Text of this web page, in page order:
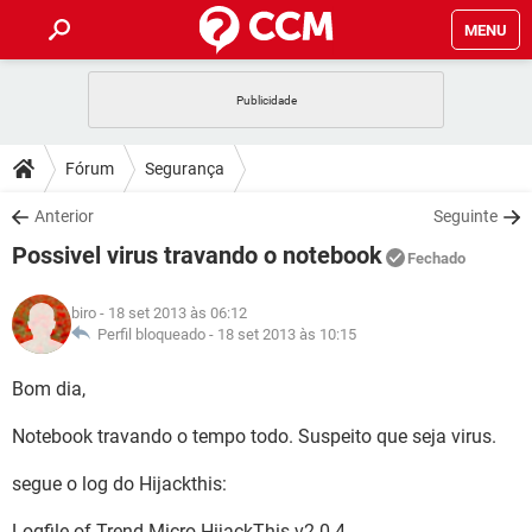
MENU
CELULAR
OUTLOOK
INSTAGRAM GMAIL
GUIA DE COMPRAS
DICAS
JOGOS
INSTAGRAM
GUIA DE COMPRAS
DOWNLOADS
JOGOS WHATSAPP
CELULAR
OUTLOOK EXCEL
INSTAGRAM
JOGOS
CELULAR
OUTLOOK
INSTAGRAM GMAIL
GUIA DE COMPRAS
GLOSSÁRIO
JOGOS
INSTAGRAM
Fórum Segurança
Anterior Seguinte
Possivel virus travando o notebook Fechado
biro - 18 set 2013 às 06:12
Perfil bloqueado - 18 set 2013 às 10:15
Bom dia,
Notebook travando o tempo todo. Suspeito que seja virus.
segue o log do Hijackthis: